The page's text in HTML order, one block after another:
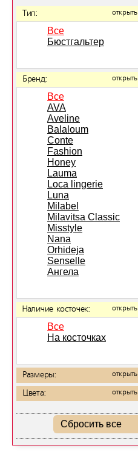
Тип: открыть
Все
Бюстгальтер
Бренд: открыть
Все
AVA
Aveline
Balaloum
Conte
Fashion
Honey
Lauma
Loca lingerie
Luna
Milabel
Milavitsa Classic
Misstyle
Nana
Orhideja
Senselle
Ангела
Наличие косточек: открыть
Все
На косточках
Размеры: открыть
Цвета: открыть
Сбросить все